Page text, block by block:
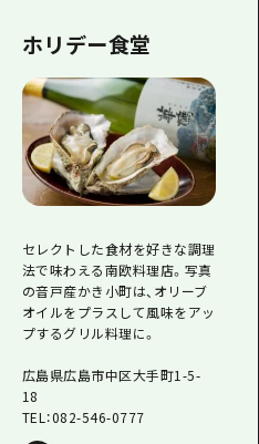
ホリデー食堂
セレクトした食材を好きな調理
法で味わえる南欧料理店。写真
の音戸産かき小町は、オリーブ
オイルをプラスして風味をアッ
プするグリル料理に。
広島県広島市中区大手町1-5-
18
TEL：082-546-0777